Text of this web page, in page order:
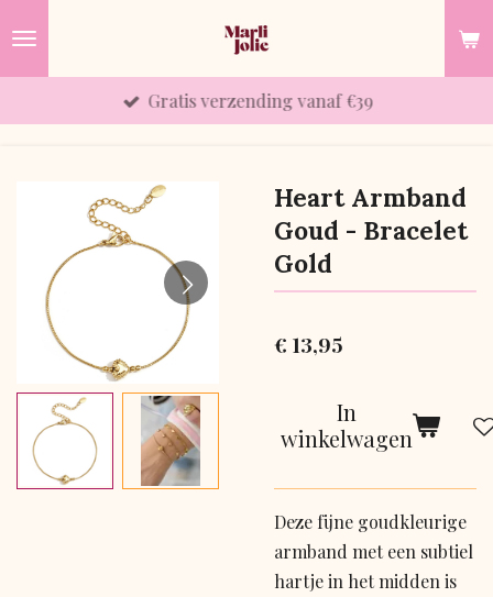
Gratis verzending vanaf €39
Heart Armband
Goud - Bracelet
Gold
€ 13,95
In
winkelwagen
Deze fijne goudkleurige
armband met een subtiel
hartje in het midden is